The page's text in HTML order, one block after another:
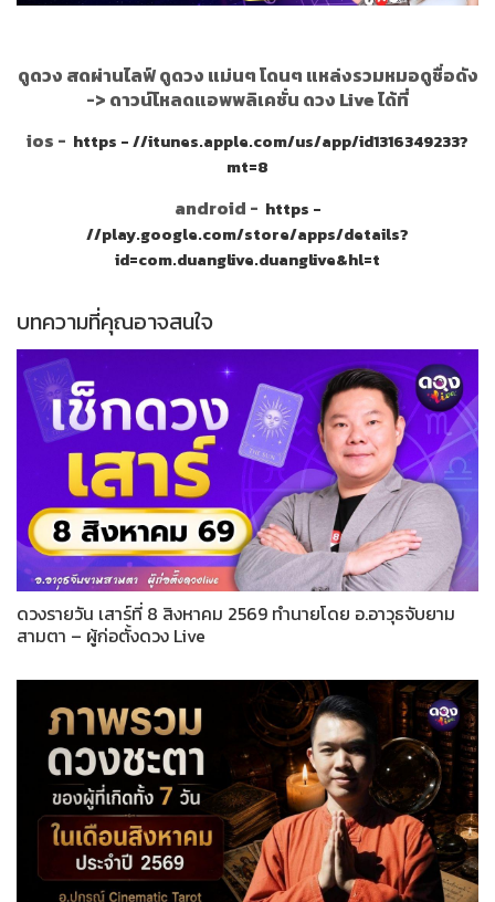
ดูดวง สดผ่านไลฟ์ ดูดวง แม่นๆ โดนๆ แหล่งรวมหมอดูชื่อดัง
-> ดาวน์โหลดแอพพลิเคชั่น ดวง Live ได้ที่
ios - https - //itunes.apple.com/us/app/id1316349233?
mt=8
android - https -
//play.google.com/store/apps/details?
id=com.duanglive.duanglive&hl=t
บทความที่คุณอาจสนใจ
ดวงรายวัน เสาร์ที่ 8 สิงหาคม 2569 ทำนายโดย อ.อาวุธจับยาม
สามตา – ผู้ก่อตั้งดวง Live